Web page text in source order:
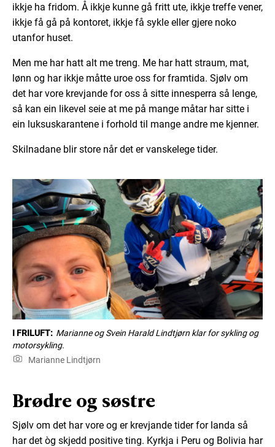
ikkje ha fridom. Å ikkje kunne gå fritt ute, ikkje treffe vener,
ikkje få gå på kontoret, ikkje få sykle eller gjere noko
utanfor huset.
Men me har hatt alt me treng. Me har hatt straum, mat,
lønn og har ikkje måtte uroe oss for framtida. Sjølv om
det har vore krevjande for oss å sitte innesperra så lenge,
så kan ein likevel seie at me på mange måtar har sitte i
ein luksuskarantene i forhold til mange andre me kjenner.
Skilnadane blir store når det er vanskelege tider.
I FRILUFT: Marianne og Svein Harald Lindtjørn klar for sykling og
motorsykling.
Marianne Lindtjørn
Brødre og søstre
Sjølv om det har vore og er krevjande tider for landa så
har det òg skjedd positive ting. Kyrkja i Peru og Bolivia har